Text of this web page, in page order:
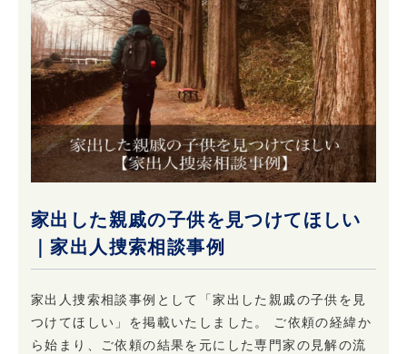
家出した親戚の子供を見つけてほしい
｜家出人捜索相談事例
家出人捜索相談事例として「家出した親戚の子供を見
つけてほしい」を掲載いたしました。 ご依頼の経緯か
ら始まり、ご依頼の結果を元にした専門家の見解の流